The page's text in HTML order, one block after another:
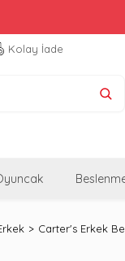
Kolay İade
Carter's Erkek